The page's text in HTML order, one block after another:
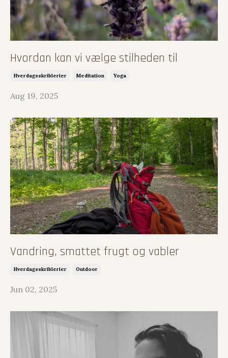
Hvordan kan vi vælge stilheden til
Hverdagsskriblerier Meditation Yoga
Aug 19, 2025
Vandring, smattet frugt og vabler
Hverdagsskriblerier Outdoor
Jun 02, 2025